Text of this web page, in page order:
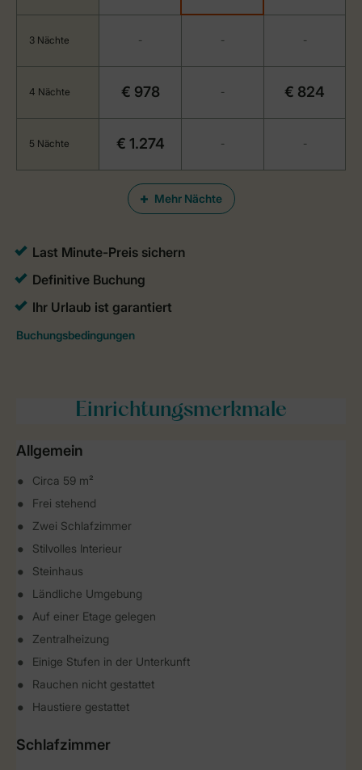
Mehr Nächte
3 Nächte - - -
4 Nächte € 978 - € 824
5 Nächte € 1.274 - -
Einrichtungsmerkmale
Allgemein
Circa 59 m²
Frei stehend
Zwei Schlafzimmer
Stilvolles Interieur
Steinhaus
Ländliche Umgebung
Auf einer Etage gelegen
Zentralheizung
Einige Stufen in der Unterkunft
Rauchen nicht gestattet
Haustiere gestattet
Schlafzimmer